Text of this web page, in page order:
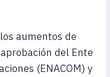
aumentos de
del Ente
(ENACOM) y